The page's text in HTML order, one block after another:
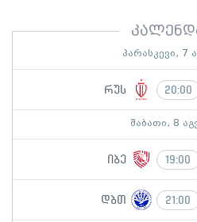
პარასკევი, 7
რუს 20:00
შაბათი, 8
იბე 19:00
დბთ 21:00